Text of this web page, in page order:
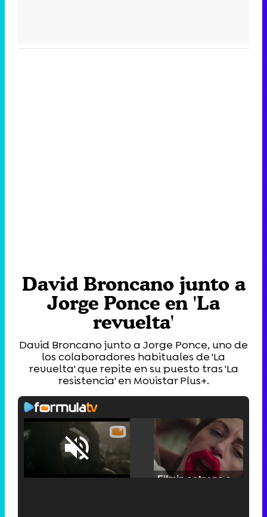
David Broncano junto a
Jorge Ponce en 'La
revuelta'
David Broncano junto a Jorge Ponce, uno de
los colaboradores habituales de 'La
revuelta' que repite en su puesto tras 'La
resistencia' en Movistar Plus+.
Unmute /